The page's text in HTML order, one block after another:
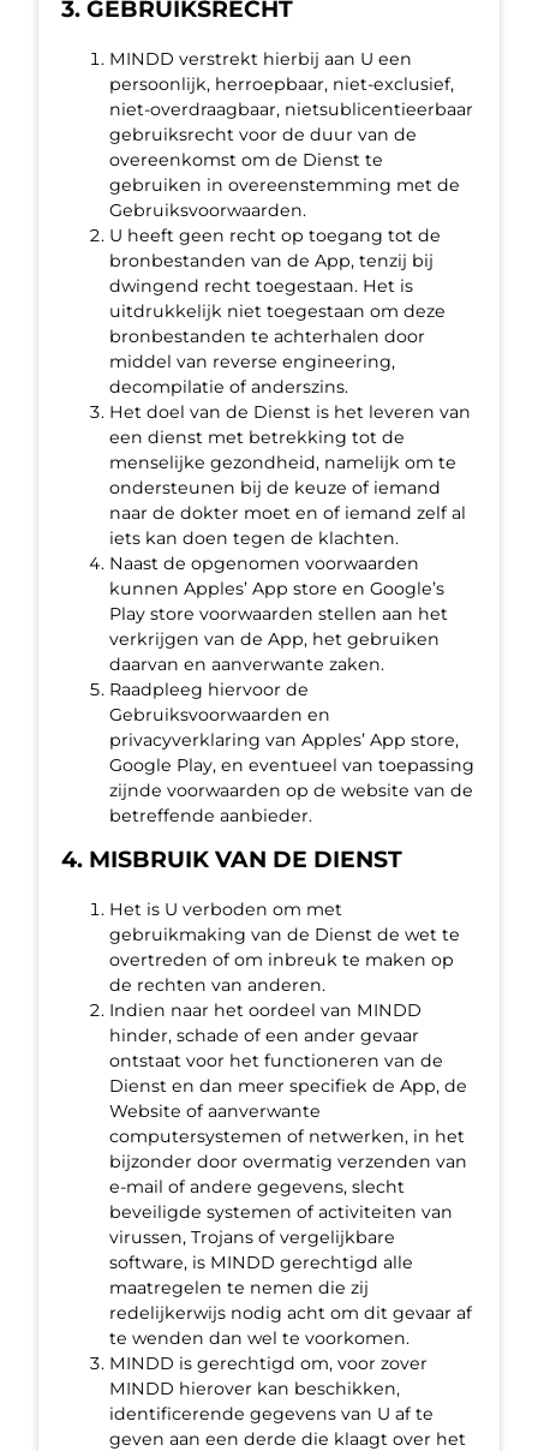
3. GEBRUIKSRECHT
MINDD verstrekt hierbij aan U een
persoonlijk, herroepbaar, niet-exclusief,
niet-overdraagbaar, nietsublicentieerbaar
gebruiksrecht voor de duur van de
overeenkomst om de Dienst te
gebruiken in overeenstemming met de
Gebruiksvoorwaarden.
U heeft geen recht op toegang tot de
bronbestanden van de App, tenzij bij
dwingend recht toegestaan. Het is
uitdrukkelijk niet toegestaan om deze
bronbestanden te achterhalen door
middel van reverse engineering,
decompilatie of anderszins.
Het doel van de Dienst is het leveren van
een dienst met betrekking tot de
menselijke gezondheid, namelijk om te
ondersteunen bij de keuze of iemand
naar de dokter moet en of iemand zelf al
iets kan doen tegen de klachten.
Naast de opgenomen voorwaarden
kunnen Apples’ App store en Google’s
Play store voorwaarden stellen aan het
verkrijgen van de App, het gebruiken
daarvan en aanverwante zaken.
Raadpleeg hiervoor de
Gebruiksvoorwaarden en
privacyverklaring van Apples’ App store,
Google Play, en eventueel van toepassing
zijnde voorwaarden op de website van de
betreffende aanbieder.
4. MISBRUIK VAN DE DIENST
Het is U verboden om met
gebruikmaking van de Dienst de wet te
overtreden of om inbreuk te maken op
de rechten van anderen.
Indien naar het oordeel van MINDD
hinder, schade of een ander gevaar
ontstaat voor het functioneren van de
Dienst en dan meer specifiek de App, de
Website of aanverwante
computersystemen of netwerken, in het
bijzonder door overmatig verzenden van
e-mail of andere gegevens, slecht
beveiligde systemen of activiteiten van
virussen, Trojans of vergelijkbare
software, is MINDD gerechtigd alle
maatregelen te nemen die zij
redelijkerwijs nodig acht om dit gevaar af
te wenden dan wel te voorkomen.
MINDD is gerechtigd om, voor zover
MINDD hierover kan beschikken,
identificerende gegevens van U af te
geven aan een derde die klaagt over het